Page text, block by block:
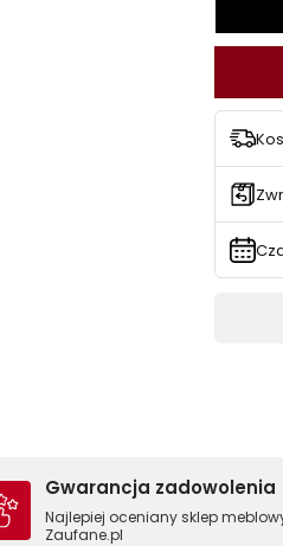
Gwarancja zadowolenia
Najlepiej oceniany sklep
Zaufane.pl